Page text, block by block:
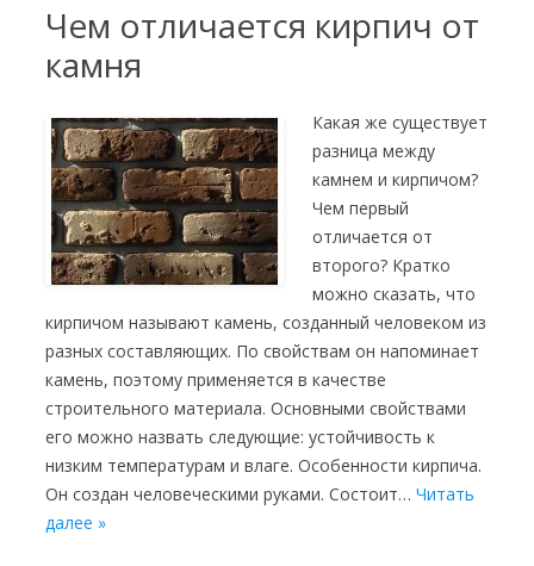
Чем отличается кирпич от
камня
Какая же существует
разница между
камнем и кирпичом?
Чем первый
отличается от
второго? Кратко
можно сказать, что
кирпичом называют камень, созданный человеком из
разных составляющих. По свойствам он напоминает
камень, поэтому применяется в качестве
строительного материала. Основными свойствами
его можно назвать следующие: устойчивость к
низким температурам и влаге. Особенности кирпича.
Он создан человеческими руками. Состоит… Читать
далее »